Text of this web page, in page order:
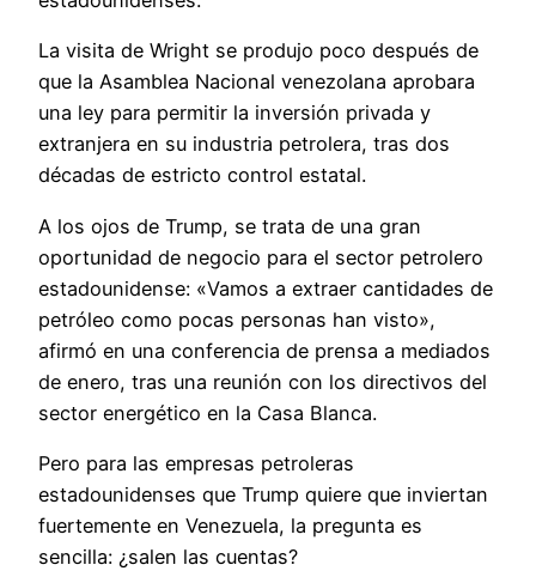
La visita de Wright se produjo poco después de
que la Asamblea Nacional venezolana aprobara
una ley para permitir la inversión privada y
extranjera en su industria petrolera, tras dos
décadas de estricto control estatal.
A los ojos de Trump, se trata de una gran
oportunidad de negocio para el sector petrolero
estadounidense: «Vamos a extraer cantidades de
petróleo como pocas personas han visto»,
afirmó en una conferencia de prensa a mediados
de enero, tras una reunión con los directivos del
sector energético en la Casa Blanca.
Pero para las empresas petroleras
estadounidenses que Trump quiere que inviertan
fuertemente en Venezuela, la pregunta es
sencilla: ¿salen las cuentas?